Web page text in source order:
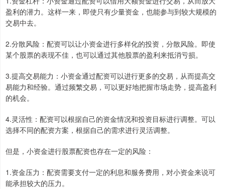
盈利的潜力。这样一来，即使只有少量资金，也能参与到较大规模的
交易中去。
2.分散风险：配资可以让小资金进行多样化的投资，分散风险。即使
某个股票的表现不佳，也可以通过其他股票的盈利来抵消亏损。
3.提高交易能力：小资金通过配资可以进行更多的交易，从而提高交
易能力和经验。通过频繁交易，可以更好地把握市场走势，提高盈利
的机会。
4.灵活性：配资可以根据自己的资金情况和投资目标进行调整。可以
选择不同的配资方案，根据自己的需求进行灵活调整。
但是，小资金进行股票配资也存在一定的风险：
1.资金压力：配资需要支付一定的利息和服务费用，对小资金来说可
能承担较大的压力。